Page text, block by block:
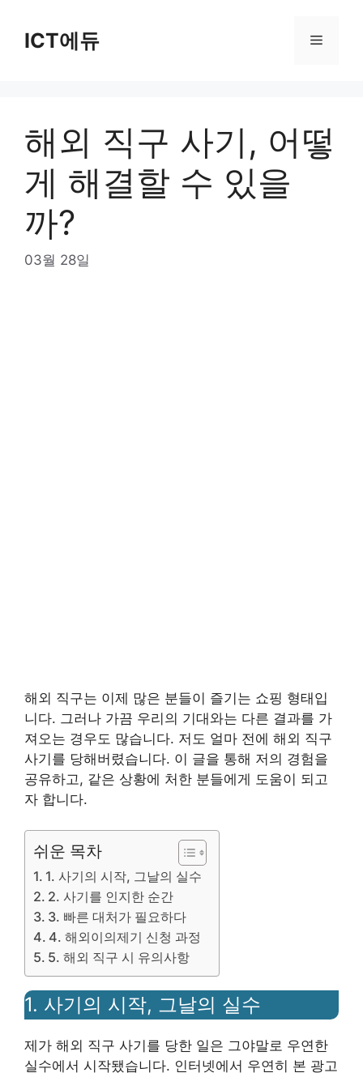
contentICT에듀 Menu
해외 직구 사기, 어떻
게 해결할 수 있을
까?
03월 28일
해외 직구는 이제 많은 분들이 즐기는 쇼핑 형태입
니다. 그러나 가끔 우리의 기대와는 다른 결과를 가
져오는 경우도 많습니다. 저도 얼마 전에 해외 직구
사기를 당해버렸습니다. 이 글을 통해 저의 경험을
공유하고, 같은 상황에 처한 분들에게 도움이 되고
자 합니다.
쉬운 목차
1. 사기의 시작, 그날의 실수
2. 사기를 인지한 순간
3. 빠른 대처가 필요하다
4. 해외이의제기 신청 과정
5. 해외 직구 시 유의사항
1. 사기의 시작, 그날의 실수
제가 해외 직구 사기를 당한 일은 그야말로 우연한
실수에서 시작됐습니다. 인터넷에서 우연히 본 광고